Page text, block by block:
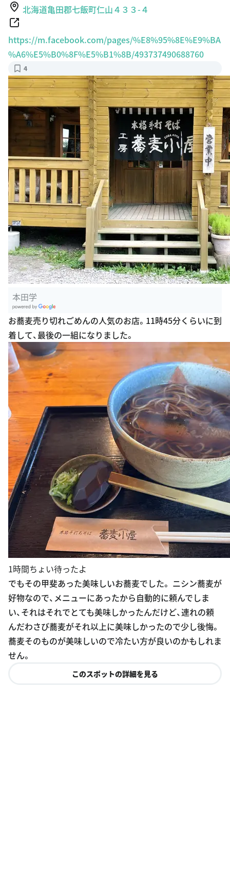
北海道亀田郡七飯町仁山４３３-４
https://m.facebook.com/pages/%E8%95%8E%E9%BA
%A6%E5%B0%8F%E5%B1%8B/493737490688760
4
本田学
oogle Plac
es
お蕎麦売り切れごめんの人気のお店。11時45分くらいに到
着して、最後の一組になりました。
1時間ちょい待ったよ
でもその甲斐あった美味しいお蕎麦でした。 ニシン蕎麦が
好物なので、メニューにあったから自動的に頼んでしま
い、それはそれでとても美味しかったんだけど、連れの頼
んだわさび蕎麦がそれ以上に美味しかったので少し後悔。
蕎麦そのものが美味しいので冷たい方が良いのかもしれま
せん。
このスポットの詳細を見る